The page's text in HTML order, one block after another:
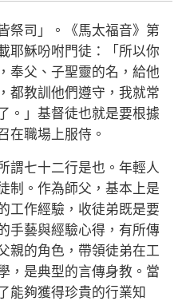
司」。《馬太福音》第
耶穌吩咐門徒：「所以你
奉父、子聖靈的名，給他
都教訓他們遵守，我就常
。」基督徒也就是要根據
在職場上服侍。
七十二行是也。年輕人
制。作為師父，基本上是
工作經驗，收徒弟既是要
手藝與經驗心得，有所傳
親的角色，帶領徒弟在工
，是典型的言傳身教。當
能夠獲得珍貴的行業知